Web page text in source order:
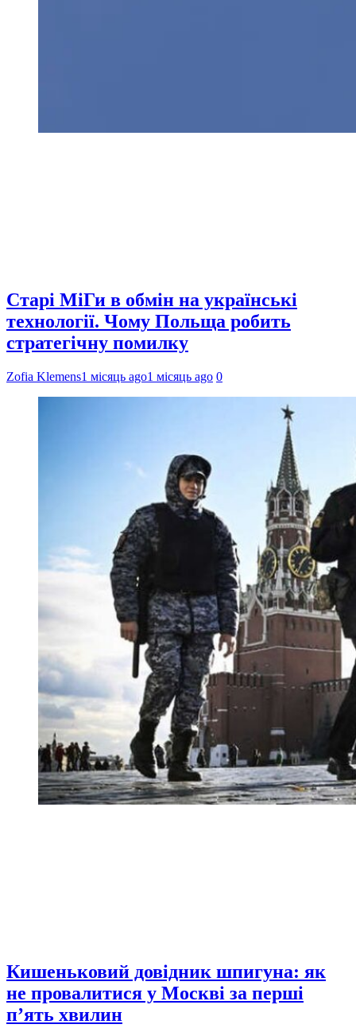
Старі МіГи в обмін на українські
технології. Чому Польща робить
стратегічну помилку
Zofia Klemens1 місяць ago1 місяць ago 0
Кишеньковий довідник шпигуна: як
не провалитися у Москві за перші
п’ять хвилин